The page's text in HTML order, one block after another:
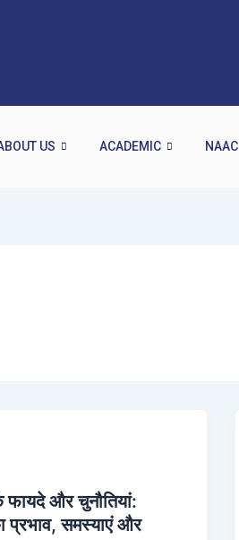
US ACADEMIC NAAC
फायदे और चुनौतियां:
प्रभाव, समस्याएं और